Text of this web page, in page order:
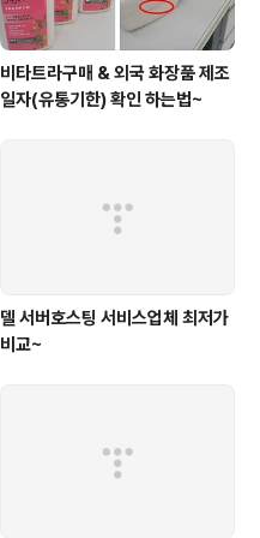
비타트라구매 & 외국 화장품 제조
일자(유통기한) 확인 하는법~
델 서버호스팅 서비스업체 최저가
비교~